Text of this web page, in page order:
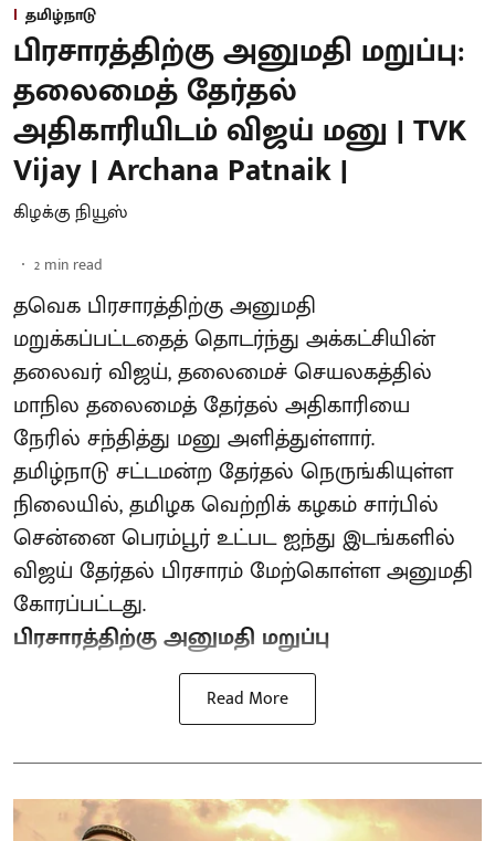
தமிழ்நாடு
பிரசாரத்திற்கு அனுமதி மறுப்பு:
தலைமைத் தேர்தல்
அதிகாரியிடம் விஜய் மனு | TVK
Vijay | Archana Patnaik |
கிழக்கு நியூஸ்
2 min read
தவெக பிரசாரத்திற்கு அனுமதி
மறுக்கப்பட்டதைத் தொடர்ந்து அக்கட்சியின்
தலைவர் விஜய், தலைமைச் செயலகத்தில்
மாநில தலைமைத் தேர்தல் அதிகாரியை
நேரில் சந்தித்து மனு அளித்துள்ளார்.
தமிழ்நாடு சட்டமன்ற தேர்தல் நெருங்கியுள்ள
நிலையில், தமிழக வெற்றிக் கழகம் சார்பில்
சென்னை பெரம்பூர் உட்பட ஐந்து இடங்களில்
விஜய் தேர்தல் பிரசாரம் மேற்கொள்ள அனுமதி
கோரப்பட்டது.
பிரசாரத்திற்கு அனுமதி மறுப்பு
Read More